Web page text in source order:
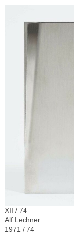
XII / 74
Alf Lechner
1971 / 74